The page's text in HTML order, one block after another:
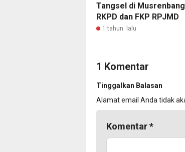
Tangsel di Musrenbang
RKPD dan FKP RPJMD
1 tahun lalu
1 Komentar
Tinggalkan Balasan
Alamat email Anda tidak
Komentar*